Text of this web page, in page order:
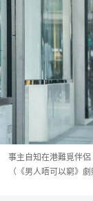
事主自知在港難覓伴
（《男人唔可以窮》劇